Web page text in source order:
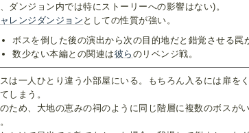
ダンジョン内では特にストーリーへの影響はない)。
レンジダンジョンとしての性質が強い。
ボスを倒した後の演出から次の目的地だと錯覚させる罠
数少ない本編との関連は彼 ら のリベンジ戦。
は一人ひとり違う小部屋にいる。もちろん入るには扉を
しまう。
ため、大地の恵みの祠のように同じ階層に複数のボスが